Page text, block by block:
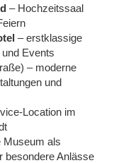
– Hochzeitssaal
– erstklassige
Events
– moderne
und
Location im
Museum als
besondere Anlässe